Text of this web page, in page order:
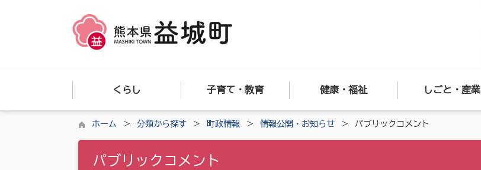
くらし 子育て・教育 健康・福祉 しごと・産業
ホーム 分類から探す 町政情報 情報公開・お知らせ パブリックコメント
パブリックコメント